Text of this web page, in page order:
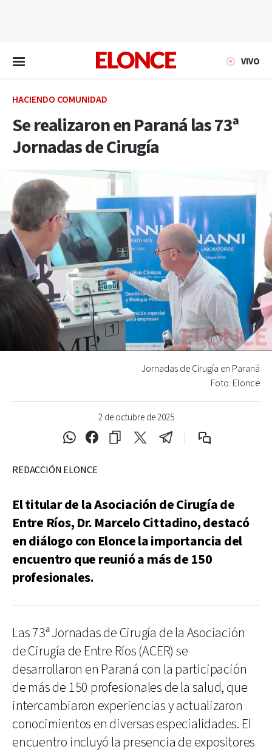
VIVO
HACIENDO COMUNIDAD
Se realizaron en Paraná las 73ª
Jornadas de Cirugía
2 de octubre de 2025
Jornadas de Cirugía en Paraná
Foto: Elonce
REDACCIÓN ELONCE
El titular de la Asociación de Cirugía de
Entre Ríos, Dr. Marcelo Cittadino, destacó
en diálogo con Elonce la importancia del
encuentro que reunió a más de 150
profesionales.
Las 73ª Jornadas de Cirugía de la Asociación
de Cirugía de Entre Ríos (ACER) se
desarrollaron en Paraná con la participación
de más de 150 profesionales de la salud, que
intercambiaron experiencias y actualizaron
conocimientos en diversas especialidades. El
encuentro incluyó la presencia de expositores